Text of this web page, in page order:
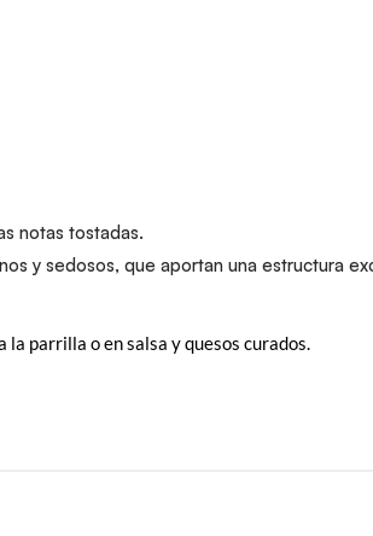
notas tostadas.
y sedosos, que aportan una estructura
la parrilla o en salsa y quesos curados.